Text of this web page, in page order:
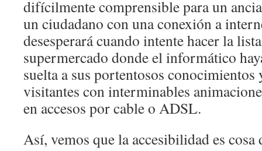
difícilmente comprensible para un
un ciudadano con una conexión a
desesperará cuando intente hacer la
supermercado donde el informático
suelta a sus portentosos
visitantes con interminables
en accesos por cable o ADSL.
Así, vemos que la accesibilidad es cosa